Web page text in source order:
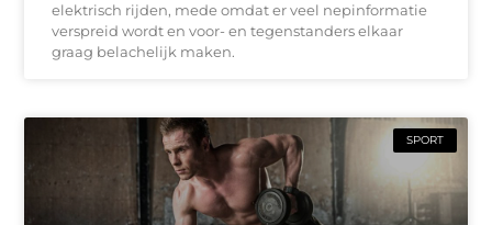
elektrisch rijden, mede omdat er veel nepinformatie
verspreid wordt en voor- en tegenstanders elkaar
graag belachelijk maken.
SPORT